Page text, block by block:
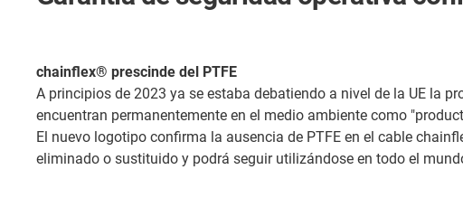
chainflex® prescinde del PTFE
A principios de 2023 ya se estaba debatiendo a nivel de la UE la
encuentran permanentemente en el medio ambiente como
El nuevo logotipo confirma la ausencia de PTFE en el cable
eliminado o sustituido y podrá seguir utilizándose en todo el